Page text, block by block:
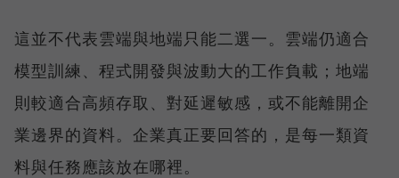
這並不代表雲端與地端只能二選一。雲端仍適合
模型訓練、程式開發與波動大的工作負載；地端
則較適合高頻存取、對延遲敏感，或不能離開企
業邊界的資料。企業真正要回答的，是每一類資
料與任務應該放在哪裡。